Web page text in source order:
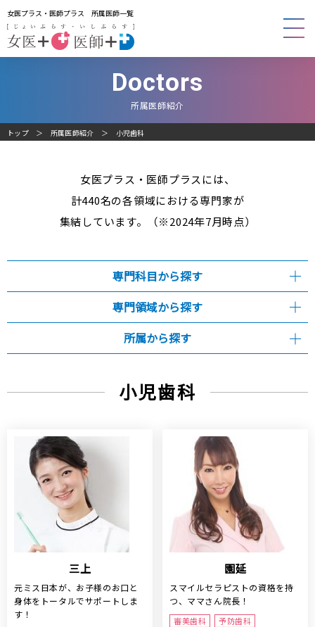
女医プラス・医師プラス 所属医師一覧
Doctors
所属医師紹介
トップ 所属医師紹介 小児歯科
女医プラス・医師プラスには、
計440名の各領域における専門家が
集結しています。（※2024年7月時点）
専門科目から探す
専門領域から探す
所属から探す
小児歯科
三上
元ミス日本が、お子様のお口と
身体をトータルでサポートしま
す！
園延
スマイルセラピストの資格を持
つ、ママさん院長！
審美歯科
予防歯科